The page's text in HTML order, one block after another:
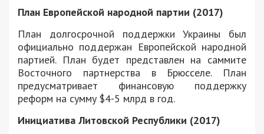
План Европейской народной партии (2017)
План долгосрочной поддержки Украины был
официально поддержан Европейской народной
партией. План будет представлен на саммите
Восточного партнерства в Брюсселе. План
предусматривает финансовую поддержку
реформ на сумму $4-5 млрд в год.
Инициатива Литовской Республики (2017)